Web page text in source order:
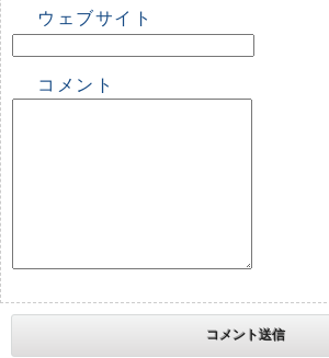
ウェブサイト
コメント